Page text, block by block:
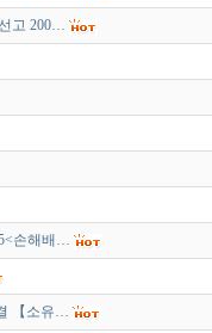
고 200…
손해배…
【소유…